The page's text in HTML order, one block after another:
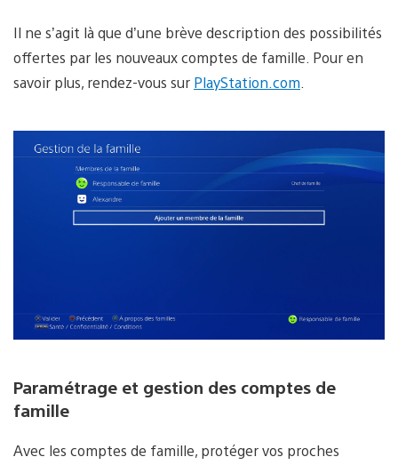
Il ne s’agit là que d’une brève description des possibilités
offertes par les nouveaux comptes de famille. Pour en
savoir plus, rendez-vous sur PlayStation.com.
Paramétrage et gestion des comptes de
famille
Avec les comptes de famille, protéger vos proches